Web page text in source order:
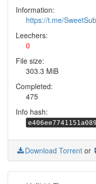
Information:
https://t.me/SweetSub
Leechers:
0
File size:
303.3 MiB
Completed:
475
Info hash:
Download Torrent or